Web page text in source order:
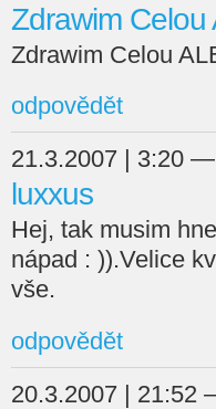
Zdrawim
Zdrawim Celou
odpovědět
21.3.2007 | 3:20
luxxus
Hej, tak musim
nápad : )).Velice
vše.
odpovědět
20.3.2007 | 21:52